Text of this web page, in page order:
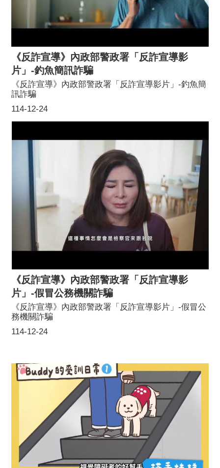
《反詐宣導》內政部警政署「反詐宣導影
片」-釣魚簡訊詐騙
114-12-24
《反詐宣導》內政部警政署「反詐宣導影片」-釣魚簡
訊詐騙
《反詐宣導》內政部警政署「反詐宣導影
片」-假冒公務機關詐騙
114-12-24
《反詐宣導》內政部警政署「反詐宣導影片」-假冒公
務機關詐騙